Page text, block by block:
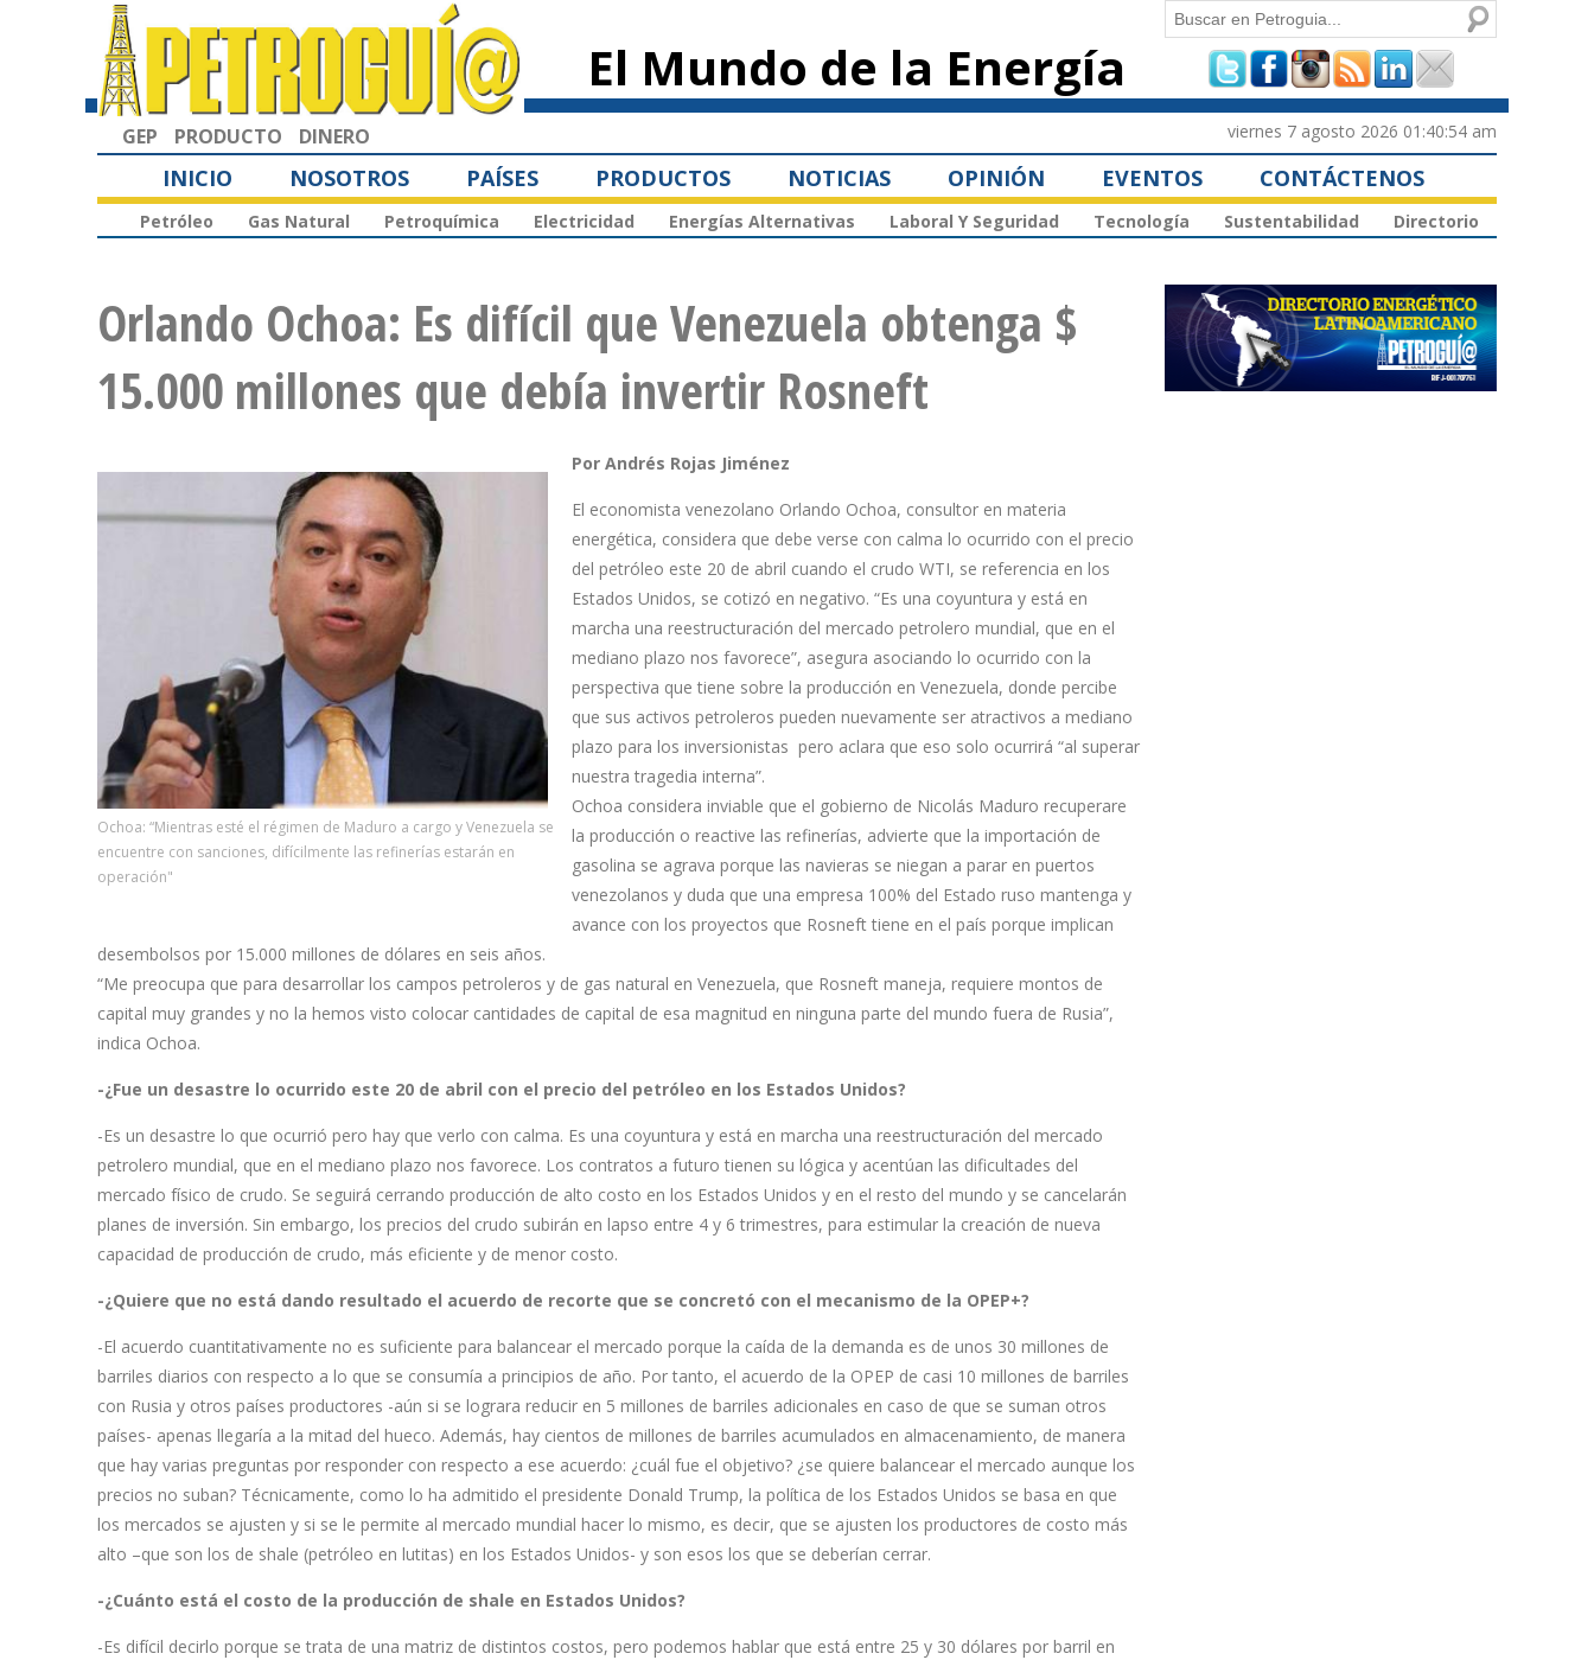
principal
El Mundo de la Energía
Formulario de
búsqueda
Buscar
GEP PRODUCTO DINERO viernes 7 agosto 2026 01:40:54 am
INICIO NOSOTROS PAÍSES PRODUCTOS NOTICIAS OPINIÓN EVENTOS CONTÁCTENOS
Petróleo Gas Natural Petroquímica Electricidad Energías Alternativas Laboral Y Seguridad Tecnología Sustentabilidad Directorio
Orlando Ochoa: Es difícil que Venezuela obtenga $
15.000 millones que debía invertir Rosneft
Ochoa: “Mientras esté el régimen de Maduro a cargo y Venezuela se
encuentre con sanciones, difícilmente las refinerías estarán en
operación"
Por Andrés Rojas Jiménez
El economista venezolano Orlando Ochoa, consultor en materia
energética, considera que debe verse con calma lo ocurrido con el precio
del petróleo este 20 de abril cuando el crudo WTI, se referencia en los
Estados Unidos, se cotizó en negativo. “Es una coyuntura y está en
marcha una reestructuración del mercado petrolero mundial, que en el
mediano plazo nos favorece”, asegura asociando lo ocurrido con la
perspectiva que tiene sobre la producción en Venezuela, donde percibe
que sus activos petroleros pueden nuevamente ser atractivos a mediano
plazo para los inversionistas pero aclara que eso solo ocurrirá “al superar
nuestra tragedia interna”.
Ochoa considera inviable que el gobierno de Nicolás Maduro recuperare
la producción o reactive las refinerías, advierte que la importación de
gasolina se agrava porque las navieras se niegan a parar en puertos
venezolanos y duda que una empresa 100% del Estado ruso mantenga y
avance con los proyectos que Rosneft tiene en el país porque implican
desembolsos por 15.000 millones de dólares en seis años.
“Me preocupa que para desarrollar los campos petroleros y de gas natural en Venezuela, que Rosneft maneja, requiere montos de
capital muy grandes y no la hemos visto colocar cantidades de capital de esa magnitud en ninguna parte del mundo fuera de Rusia”,
indica Ochoa.
-¿Fue un desastre lo ocurrido este 20 de abril con el precio del petróleo en los Estados Unidos?
-Es un desastre lo que ocurrió pero hay que verlo con calma. Es una coyuntura y está en marcha una reestructuración del mercado
petrolero mundial, que en el mediano plazo nos favorece. Los contratos a futuro tienen su lógica y acentúan las dificultades del
mercado físico de crudo. Se seguirá cerrando producción de alto costo en los Estados Unidos y en el resto del mundo y se cancelarán
planes de inversión. Sin embargo, los precios del crudo subirán en lapso entre 4 y 6 trimestres, para estimular la creación de nueva
capacidad de producción de crudo, más eficiente y de menor costo.
-¿Quiere que no está dando resultado el acuerdo de recorte que se concretó con el mecanismo de la OPEP+?
-El acuerdo cuantitativamente no es suficiente para balancear el mercado porque la caída de la demanda es de unos 30 millones de
barriles diarios con respecto a lo que se consumía a principios de año. Por tanto, el acuerdo de la OPEP de casi 10 millones de barriles
con Rusia y otros países productores -aún si se lograra reducir en 5 millones de barriles adicionales en caso de que se suman otros
países- apenas llegaría a la mitad del hueco. Además, hay cientos de millones de barriles acumulados en almacenamiento, de manera
que hay varias preguntas por responder con respecto a ese acuerdo: ¿cuál fue el objetivo? ¿se quiere balancear el mercado aunque los
precios no suban? Técnicamente, como lo ha admitido el presidente Donald Trump, la política de los Estados Unidos se basa en que
los mercados se ajusten y si se le permite al mercado mundial hacer lo mismo, es decir, que se ajusten los productores de costo más
alto –que son los de shale (petróleo en lutitas) en los Estados Unidos- y son esos los que se deberían cerrar.
-¿Cuánto está el costo de la producción de shale en Estados Unidos?
-Es difícil decirlo porque se trata de una matriz de distintos costos, pero podemos hablar que está entre 25 y 30 dólares por barril en